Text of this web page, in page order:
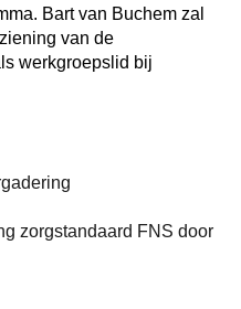
Bart van Buchem zal
van de
werkgroepslid bij
zorgstandaard FNS door